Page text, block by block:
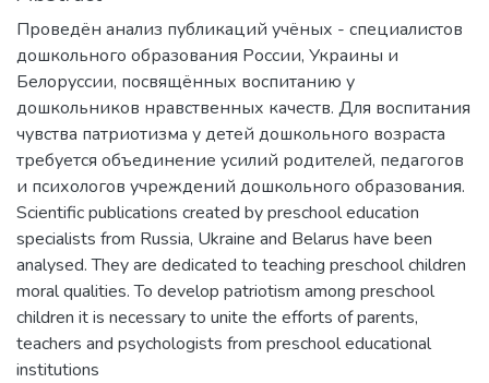
Проведён анализ публикаций учёных - специалистов
дошкольного образования России, Украины и
Белоруссии, посвящённых воспитанию у
дошкольников нравственных качеств. Для воспитания
чувства патриотизма у детей дошкольного возраста
требуется объединение усилий родителей, педагогов
и психологов учреждений дошкольного образования.
Scientific publications created by preschool education
specialists from Russia, Ukraine and Belarus have been
analysed. They are dedicated to teaching preschool children
moral qualities. To develop patriotism among preschool
children it is necessary to unite the efforts of parents,
teachers and psychologists from preschool educational
institutions